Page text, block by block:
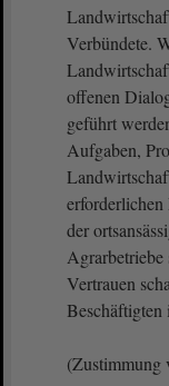
Verbündete.
offenen
geführt
Aufgaben,
der
Vertrauen